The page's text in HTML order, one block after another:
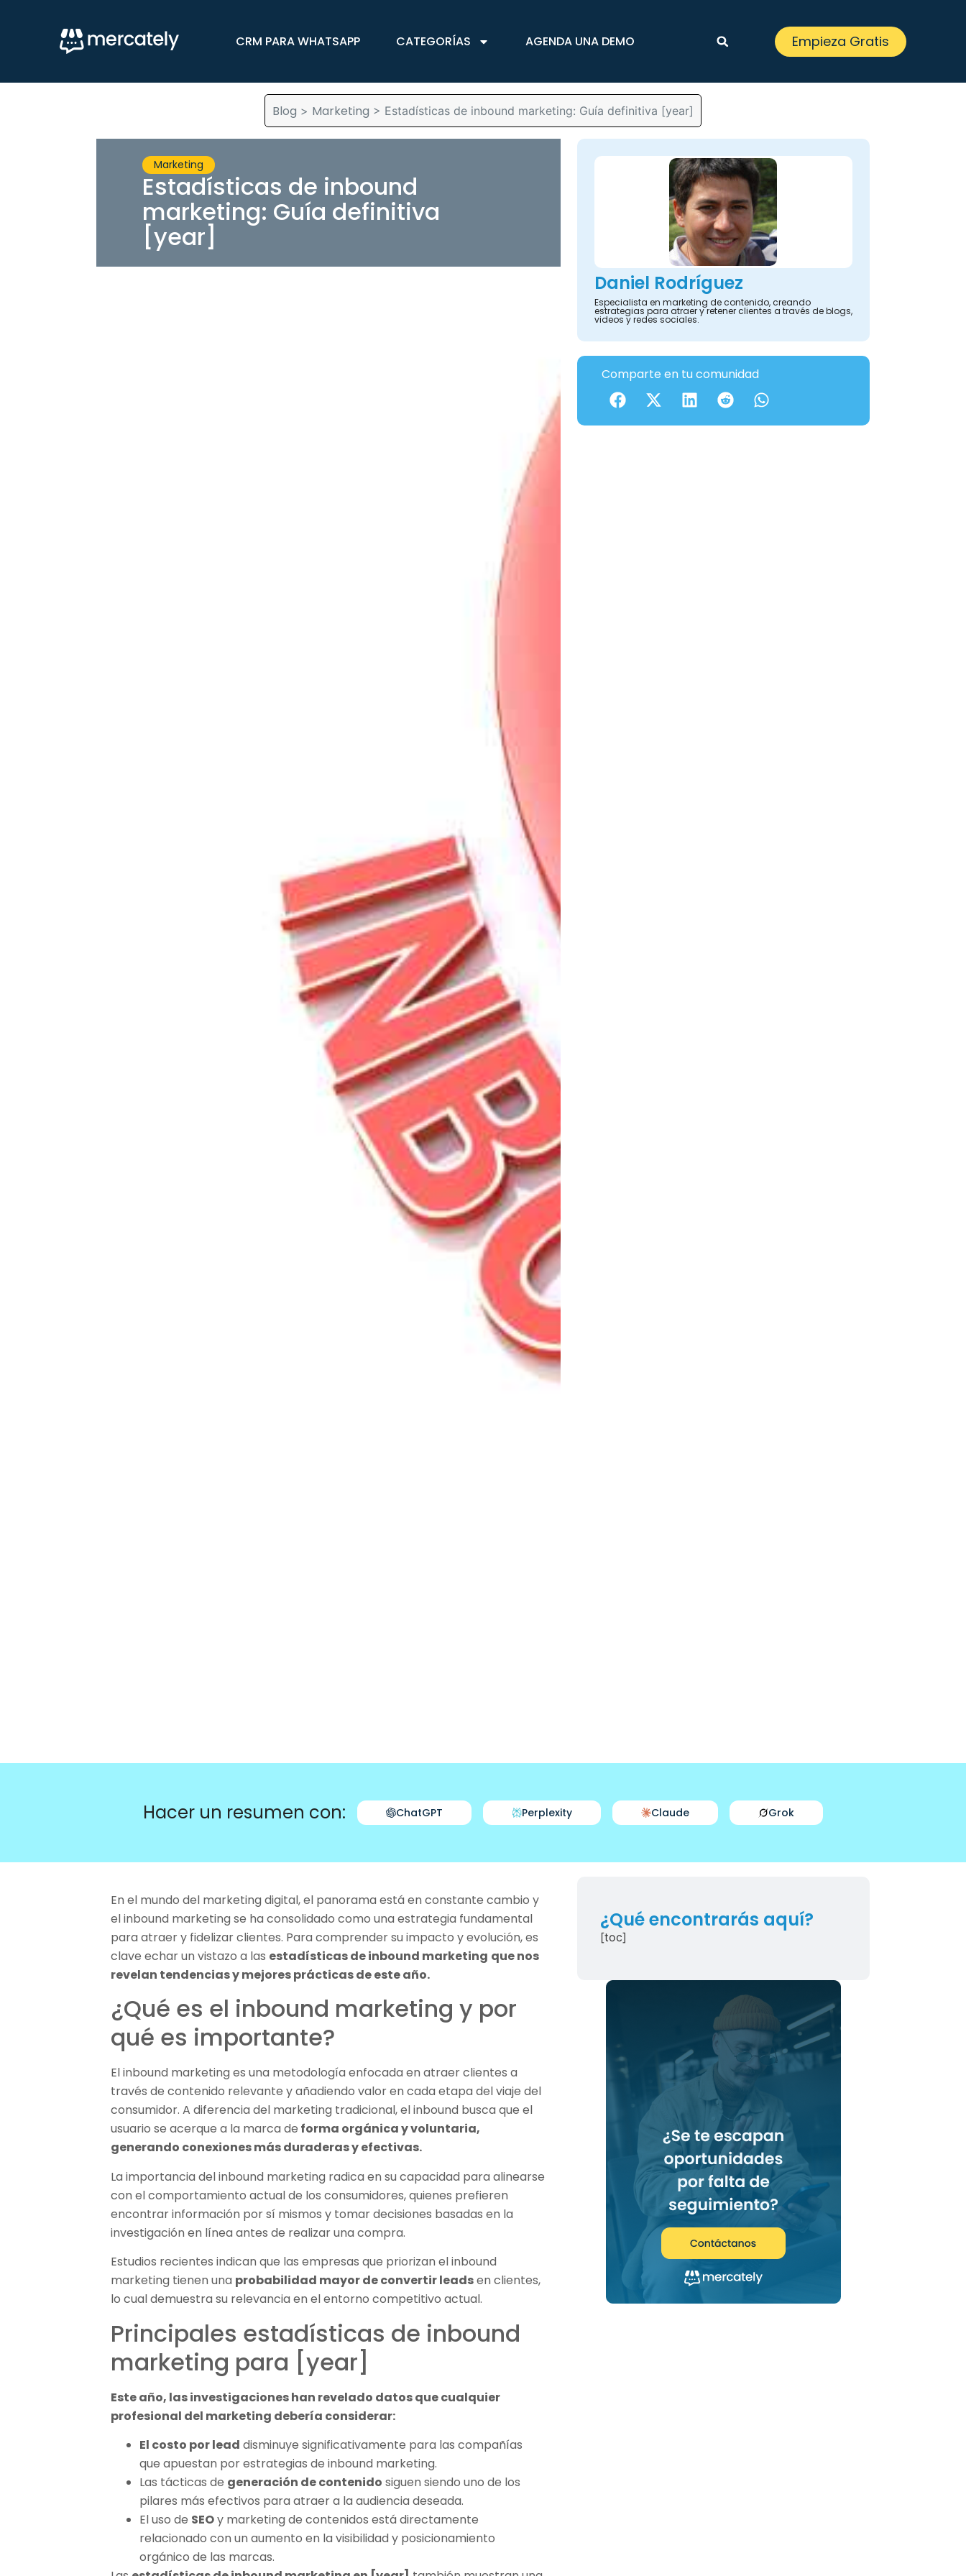
CRM PARA WHATSAPP CATEGORÍAS AGENDA UNA DEMO Empieza Gratis
Blog > Marketing > Estadísticas de inbound marketing: Guía definitiva [year]
Marketing
Estadísticas de inbound
marketing: Guía definitiva
[year]
Daniel Rodríguez
Especialista en marketing de contenido, creando
estrategias para atraer y retener clientes a través de blogs,
videos y redes sociales.
Comparte en tu comunidad
Hacer un resumen con: ChatGPT Perplexity Claude Grok
En el mundo del marketing digital, el panorama está en constante cambio y
el inbound marketing se ha consolidado como una estrategia fundamental
para atraer y fidelizar clientes. Para comprender su impacto y evolución, es
clave echar un vistazo a las estadísticas de inbound marketing que nos
revelan tendencias y mejores prácticas de este año.
¿Qué es el inbound marketing y por
qué es importante?
El inbound marketing es una metodología enfocada en atraer clientes a
través de contenido relevante y añadiendo valor en cada etapa del viaje del
consumidor. A diferencia del marketing tradicional, el inbound busca que el
usuario se acerque a la marca de forma orgánica y voluntaria,
generando conexiones más duraderas y efectivas.
La importancia del inbound marketing radica en su capacidad para alinearse
con el comportamiento actual de los consumidores, quienes prefieren
encontrar información por sí mismos y tomar decisiones basadas en la
investigación en línea antes de realizar una compra.
Estudios recientes indican que las empresas que priorizan el inbound
marketing tienen una probabilidad mayor de convertir leadsen clientes,
lo cual demuestra su relevancia en el entorno competitivo actual.
Principales estadísticas de inbound
marketing para [year]
Este año, las investigaciones han revelado datos que cualquier
profesional del marketing debería considerar:
El costo por lead disminuye significativamente para las compañías
que apuestan por estrategias de inbound marketing.
Las tácticas de generación de contenido siguen siendo uno de los
pilares más efectivos para atraer a la audiencia deseada.
El uso de SEOy marketing de contenidos está directamente
relacionado con un aumento en la visibilidad y posicionamiento
orgánico de las marcas.
¿Qué encontrarás aquí?
[toc]